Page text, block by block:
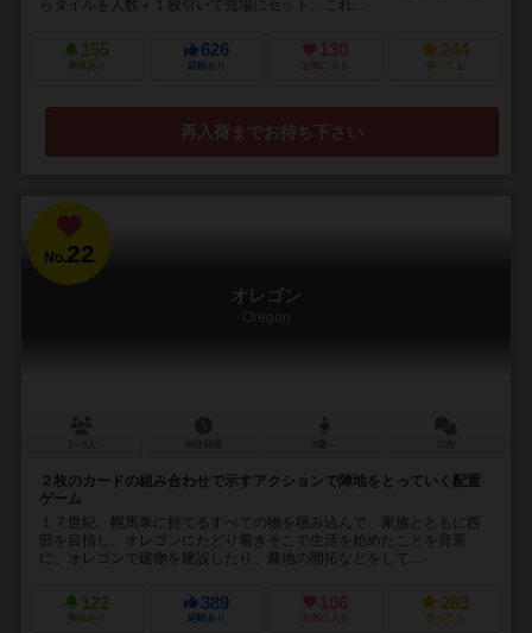
らタイルを人数＋１枚引いて売場にセット。これ...
155
興味あり
626
経験あり
130
お気に入り
244
持ってる
再入荷までお待ち下さい
No.22
オレゴン
Oregon
２枚のカードの組み合わせで示すアクションで陣地をとっていく配置
ゲーム
１７世紀、幌馬車に持てるすべての物を積み込んで、家族とともに西
部を目指し、オレゴンにたどり着きそこで生活を始めたことを背景
に、オレゴンで建物を建設したり、農地の開拓などをして...
122
興味あり
389
経験あり
106
お気に入り
263
持ってる